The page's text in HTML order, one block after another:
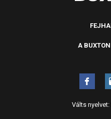
A
Válts nyelvet: